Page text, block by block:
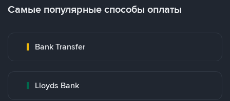
Самые популярные способы оплаты
Bank Transfer
Lloyds Bank